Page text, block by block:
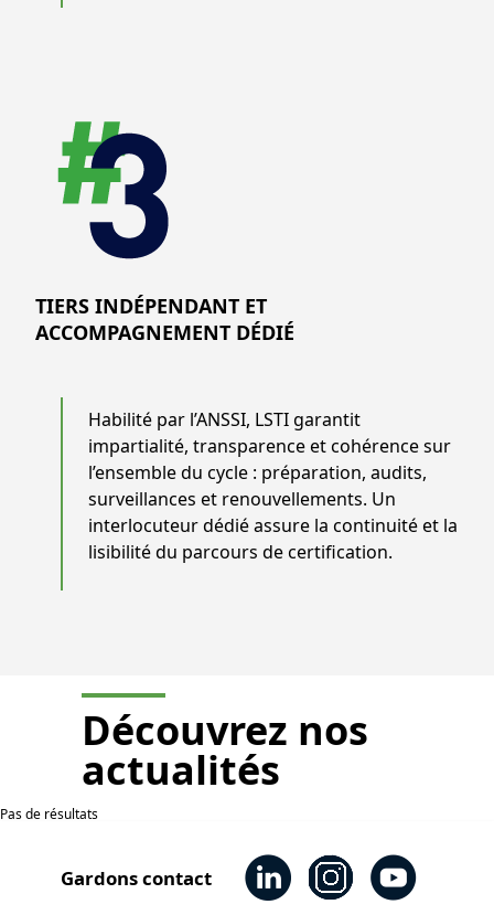
TIERS INDÉPENDANT ET
ACCOMPAGNEMENT DÉDIÉ
Habilité par l’ANSSI, LSTI garantit
impartialité, transparence et cohérence sur
l’ensemble du cycle : préparation, audits,
surveillances et renouvellements. Un
interlocuteur dédié assure la continuité et la
lisibilité du parcours de certification.
Découvrez nos
actualités
Pas de résultats
Gardons contact